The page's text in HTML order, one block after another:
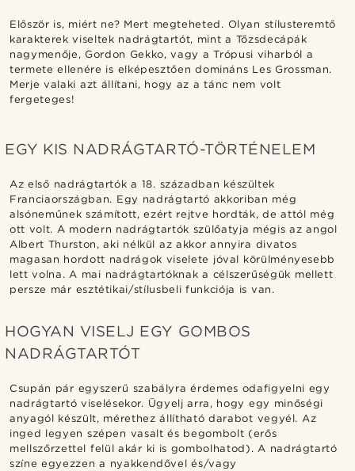
Először is, miért ne? Mert megteheted. Olyan stílusteremtő
karakterek viseltek nadrágtartót, mint a Tőzsdecápák
nagymenője, Gordon Gekko, vagy a Trópusi viharból a
termete ellenére is elképesztően domináns Les Grossman.
Merje valaki azt állítani, hogy az a tánc nem volt
fergeteges!
EGY KIS NADRÁGTARTÓ-TÖRTÉNELEM
Az első nadrágtartók a 18. században készültek
Franciaországban. Egy nadrágtartó akkoriban még
alsóneműnek számított, ezért rejtve hordták, de attól még
ott volt. A modern nadrágtartók szülőatyja mégis az angol
Albert Thurston, aki nélkül az akkor annyira divatos
magasan hordott nadrágok viselete jóval körülményesebb
lett volna. A mai nadrágtartóknak a célszerűségük mellett
persze már esztétikai/stílusbeli funkciója is van.
HOGYAN VISELJ EGY GOMBOS
NADRÁGTARTÓT
Csupán pár egyszerű szabályra érdemes odafigyelni egy
nadrágtartó viselésekor. Ügyelj arra, hogy egy minőségi
anyagól készült, mérethez állítható darabot vegyél. Az
inged legyen szépen vasalt és begombolt (erős
mellszőrzettel felül akár ki is gombolhatod). A nadrágtartó
színe egyezzen a nyakkendővel és/vagy